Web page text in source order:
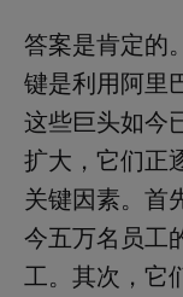
答案是肯定的
键是利用阿里
这些巨头如今
扩大，它们正
关键因素。首
今五万名员工
工。其次，它